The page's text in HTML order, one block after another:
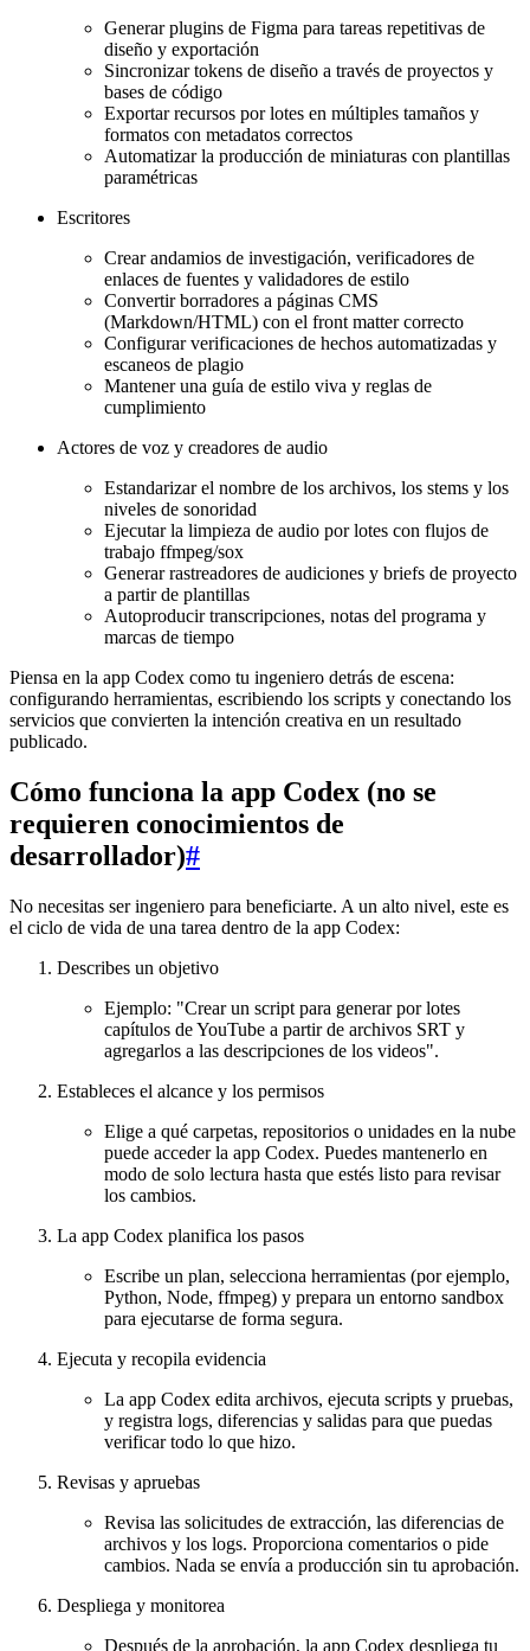
Generar plugins de Figma para tareas repetitivas de
diseño y exportación
Sincronizar tokens de diseño a través de proyectos y
bases de código
Exportar recursos por lotes en múltiples tamaños y
formatos con metadatos correctos
Automatizar la producción de miniaturas con plantillas
paramétricas
Escritores
Crear andamios de investigación, verificadores de
enlaces de fuentes y validadores de estilo
Convertir borradores a páginas CMS
(Markdown/HTML) con el front matter correcto
Configurar verificaciones de hechos automatizadas y
escaneos de plagio
Mantener una guía de estilo viva y reglas de
cumplimiento
Actores de voz y creadores de audio
Estandarizar el nombre de los archivos, los stems y los
niveles de sonoridad
Ejecutar la limpieza de audio por lotes con flujos de
trabajo ffmpeg/sox
Generar rastreadores de audiciones y briefs de proyecto
a partir de plantillas
Autoproducir transcripciones, notas del programa y
marcas de tiempo
Piensa en la app Codex como tu ingeniero detrás de escena:
configurando herramientas, escribiendo los scripts y conectando los
servicios que convierten la intención creativa en un resultado
publicado.
Cómo funciona la app Codex (no se
requieren conocimientos de
desarrollador)#
No necesitas ser ingeniero para beneficiarte. A un alto nivel, este es
el ciclo de vida de una tarea dentro de la app Codex:
Describes un objetivo
Ejemplo: "Crear un script para generar por lotes
capítulos de YouTube a partir de archivos SRT y
agregarlos a las descripciones de los videos".
Estableces el alcance y los permisos
Elige a qué carpetas, repositorios o unidades en la nube
puede acceder la app Codex. Puedes mantenerlo en
modo de solo lectura hasta que estés listo para revisar
los cambios.
La app Codex planifica los pasos
Escribe un plan, selecciona herramientas (por ejemplo,
Python, Node, ffmpeg) y prepara un entorno sandbox
para ejecutarse de forma segura.
Ejecuta y recopila evidencia
La app Codex edita archivos, ejecuta scripts y pruebas,
y registra logs, diferencias y salidas para que puedas
verificar todo lo que hizo.
Revisas y apruebas
Revisa las solicitudes de extracción, las diferencias de
archivos y los logs. Proporciona comentarios o pide
cambios. Nada se envía a producción sin tu aprobación.
Despliega y monitorea
Después de la aprobación, la app Codex despliega tu